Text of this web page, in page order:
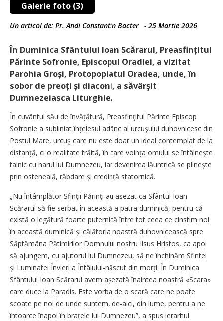
Galerie foto (3)
Un articol de: Pr. Andi Constantin Bacter - 25 Martie 2026
În Duminica Sfântului Ioan Scărarul, Preasfințitul
Părinte Sofronie, Episcopul Oradiei, a vizitat
Parohia Groși, Protopopiatul Oradea, unde, în
sobor de preoți și diaconi, a săvârşit
Dumnezeiasca Liturghie.
În cuvântul său de învăță­tură, Preasfinţitul Părinte Episcop
Sofronie a subliniat înțelesul adânc al urcuşului duhovnicesc din
Postul Mare, urcuş care nu este doar un ideal contemplat de la
distanță, ci o realitate trăită, în care voința omului se întâl­nește
tainic cu harul lui Dumnezeu, iar devenirea lăuntrică se plinește
prin osteneală, răbdare și credință statornică.
„Nu întâmplător Sfinții Părinți au așezat ca Sfântul Ioan
Scărarul să fie serbat în această a patra duminică, pentru că
există o legătură foarte puternică între tot ceea ce cinstim noi
în această duminică și călătoria noastră duhovnicească spre
Săptămâna Pătimirilor Domnului nostru Iisus Hristos, ca apoi
să ajungem, cu ajutorul lui Dumnezeu, să ne închinăm Sfintei
și Luminatei Învieri a Întâiului-născut din morți. În Duminica
Sfântului Ioan Scărarul avem așezată înaintea noastră «Scara»
care duce la Paradis. Este vorba de o scară care ne poate
scoate pe noi de unde suntem, de-aici, din lume, pentru a ne
întoarce înapoi în brațele lui Dumnezeu”, a spus ierarhul.